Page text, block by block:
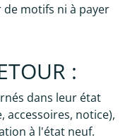
motifs ni à payer
:
dans leur état
accessoires, notice),
à l'état neuf.